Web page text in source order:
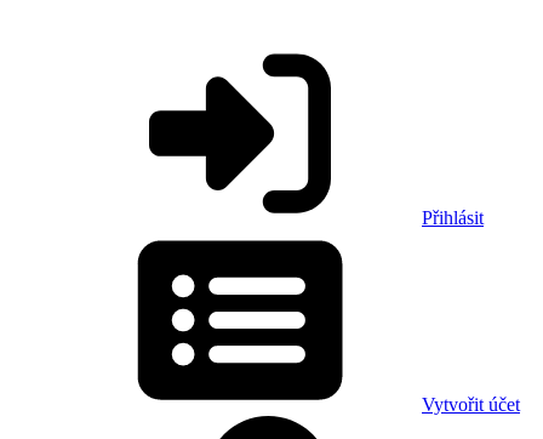
Přihlásit
Vytvořit účet